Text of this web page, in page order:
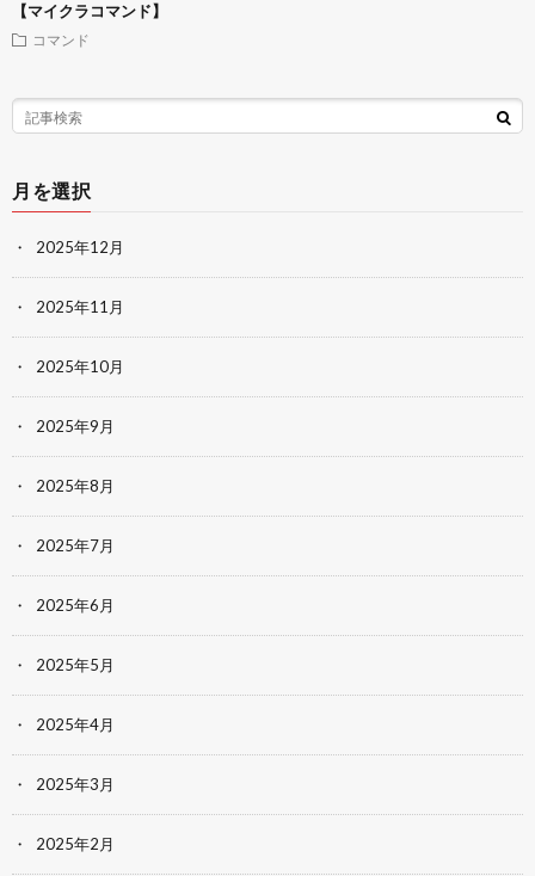
【マイクラコマンド】
コマンド
月を選択
2025年12月
2025年11月
2025年10月
2025年9月
2025年8月
2025年7月
2025年6月
2025年5月
2025年4月
2025年3月
2025年2月